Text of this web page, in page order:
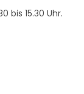
bis 15.30 Uhr.